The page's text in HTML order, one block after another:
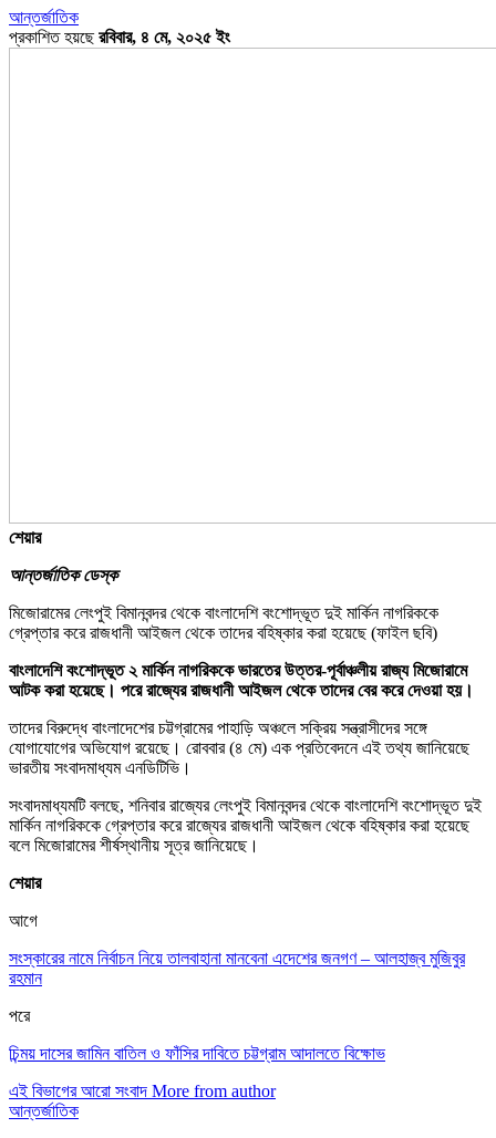
আন্তর্জাতিক
প্রকাশিত হয়ছেরবিবার, ৪ মে, ২০২৫ ইং
শেয়ার
আন্তর্জাতিক ডেস্ক
মিজোরামের লেংপুই বিমানবন্দর থেকে বাংলাদেশি বংশোদ্ভূত দুই মার্কিন নাগরিককে
গ্রেপ্তার করে রাজধানী আইজল থেকে তাদের বহিষ্কার করা হয়েছে (ফাইল ছবি)
বাংলাদেশি বংশোদ্ভূত ২ মার্কিন নাগরিককে ভারতের উত্তর-পূর্বাঞ্চলীয় রাজ্য মিজোরামে
আটক করা হয়েছে। পরে রাজ্যের রাজধানী আইজল থেকে তাদের বের করে দেওয়া হয়।
তাদের বিরুদ্ধে বাংলাদেশের চট্টগ্রামের পাহাড়ি অঞ্চলে সক্রিয় সন্ত্রাসীদের সঙ্গে
যোগাযোগের অভিযোগ রয়েছে। রোববার (৪ মে) এক প্রতিবেদনে এই তথ্য জানিয়েছে
ভারতীয় সংবাদমাধ্যম এনডিটিভি।
সংবাদমাধ্যমটি বলছে, শনিবার রাজ্যের লেংপুই বিমানবন্দর থেকে বাংলাদেশি বংশোদ্ভূত দুই
মার্কিন নাগরিককে গ্রেপ্তার করে রাজ্যের রাজধানী আইজল থেকে বহিষ্কার করা হয়েছে
বলে মিজোরামের শীর্ষস্থানীয় সূত্র জানিয়েছে।
শেয়ার
আগে
সংস্কারের নামে নির্বাচন নিয়ে তালবাহানা মানবেনা এদেশের জনগণ – আলহাজ্ব মুজিবুর
রহমান
পরে
চিন্ময় দাসের জামিন বাতিল ও ফাঁসির দাবিতে চট্টগ্রাম আদালতে বিক্ষোভ
এই বিভাগের আরো সংবাদ More from author
আন্তর্জাতিক